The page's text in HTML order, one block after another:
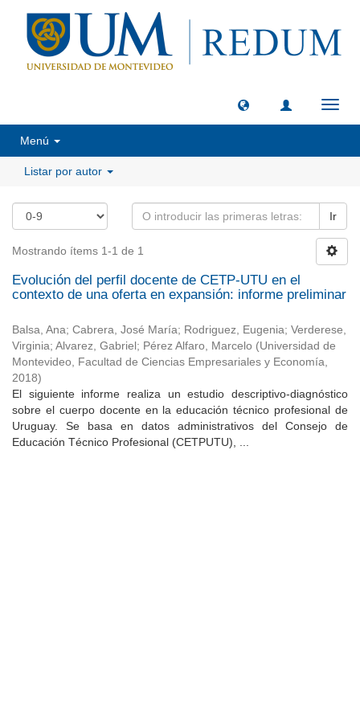
Menú
Listar por autor
Ir
Mostrando ítems 1-1 de 1
Evolución del perfil docente de CETP-UTU en el
contexto de una oferta en expansión: informe preliminar
Balsa, Ana; Cabrera, José María; Rodriguez, Eugenia; Verderese,
Virginia; Alvarez, Gabriel ; Pérez Alfaro, Marcelo (Universidad de
Montevideo, Facultad de Ciencias Empresariales y Economía,
2018)
El siguiente informe realiza un estudio descriptivo-diagnóstico
sobre el cuerpo docente en la educación técnico profesional de
Uruguay. Se basa en datos administrativos del Consejo de
Educación Técnico Profesional (CETPUTU), ...